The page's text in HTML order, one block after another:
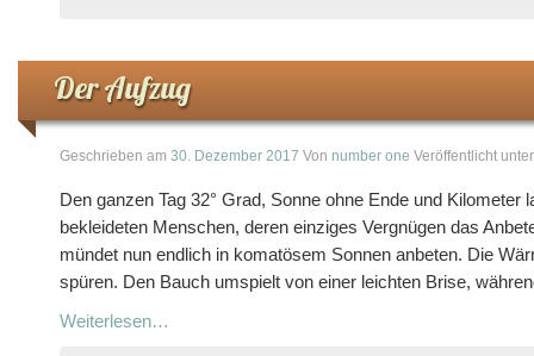
Der Aufzug
Geschrieben am 30. Dezember 2017 Von number one Veröffentlicht
Den ganzen Tag 32° Grad, Sonne ohne Ende und Kilometer
bekleideten Menschen, deren einziges Vergnügen das
mündet nun endlich in komatösem Sonnen anbeten. Die
spüren. Den Bauch umspielt von einer leichten Brise,
Weiterlesen…